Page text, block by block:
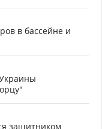
в бассейне и
защитником